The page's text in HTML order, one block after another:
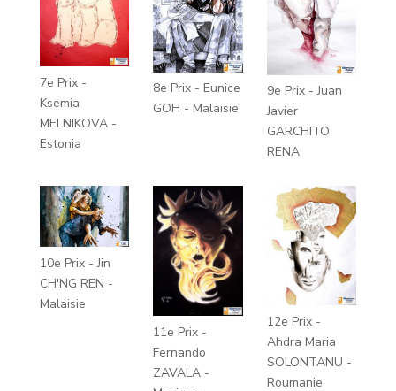
7e Prix -
Ksemia
MELNIKOVA -
Estonia
8e Prix - Eunice
GOH - Malaisie
9e Prix - Juan
Javier
GARCHITO
RENA
10e Prix - Jin
CH'NG REN -
Malaisie
11e Prix -
Fernando
ZAVALA -
12e Prix -
Ahdra Maria
SOLONTANU -
Roumanie